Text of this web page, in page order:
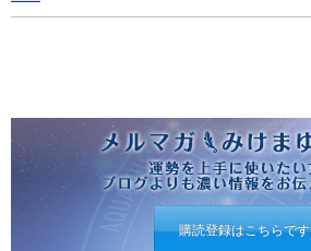
購読登録はこちらです